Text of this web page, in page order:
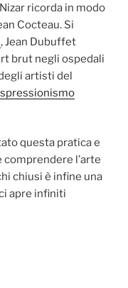
ricorda in modo
Cocteau. Si
, Jean Dubuffet
brut negli ospedali
artisti del
questa pratica e
comprendere l’arte
chiusi è infine una
apre infiniti